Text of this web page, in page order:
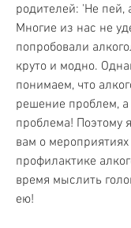
родителей: 'Не пей,
Многие из нас не
попробовали
круто и модно.
понимаем, что
решение проблем, а
проблема! Поэтому
вам о
профилактике
время мыслить
ею!